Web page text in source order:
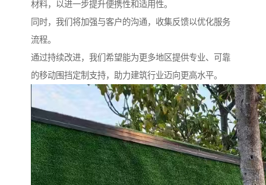
材料，以进一步提升便携性和适用性。
同时，我们将加强与客户的沟通，收集反馈以优化服务
流程。
通过持续改进，我们希望能为更多地区提供专业、可靠
的移动围挡定制支持，助力建筑行业迈向更高水平。